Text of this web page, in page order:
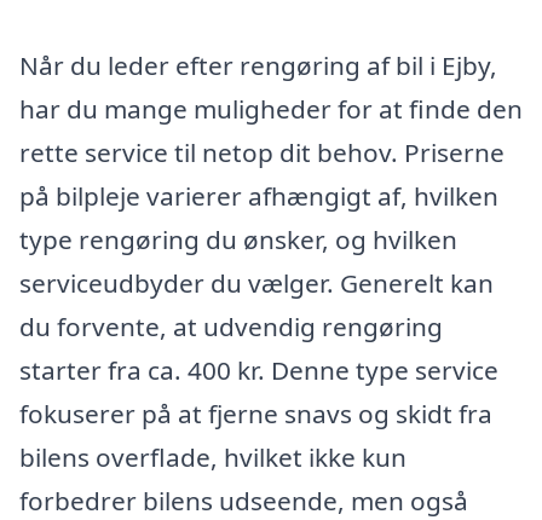
Når du leder efter rengøring af bil i Ejby,
har du mange muligheder for at finde den
rette service til netop dit behov. Priserne
på bilpleje varierer afhængigt af, hvilken
type rengøring du ønsker, og hvilken
serviceudbyder du vælger. Generelt kan
du forvente, at udvendig rengøring
starter fra ca. 400 kr. Denne type service
fokuserer på at fjerne snavs og skidt fra
bilens overflade, hvilket ikke kun
forbedrer bilens udseende, men også